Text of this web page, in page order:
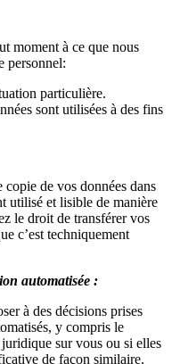
moment à ce que nous
personnel:
particulière.
sont utilisées à des fins
de vos données dans
utilisé et lisible de manière
le droit de transférer vos
c’est techniquement
automatisée :
à des décisions prises
y compris le
sur vous ou si elles
de façon similaire.